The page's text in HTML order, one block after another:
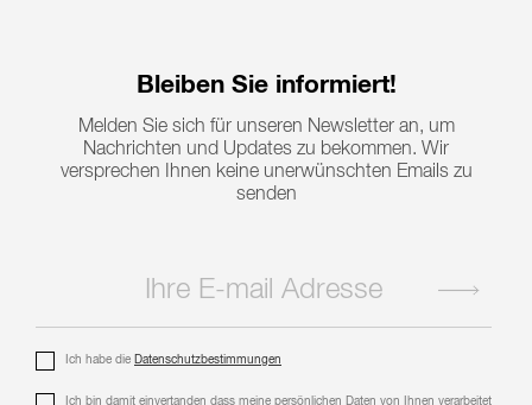
Bleiben Sie informiert!
Melden Sie sich für unseren Newsletter an, um
Nachrichten und Updates zu bekommen. Wir
versprechen Ihnen keine unerwünschten Emails zu
senden
Ich habe die Datenschutzbestimmungen
Ich bin damit einvertanden dass meine persönlichen Daten von Ihnen verarbeitet